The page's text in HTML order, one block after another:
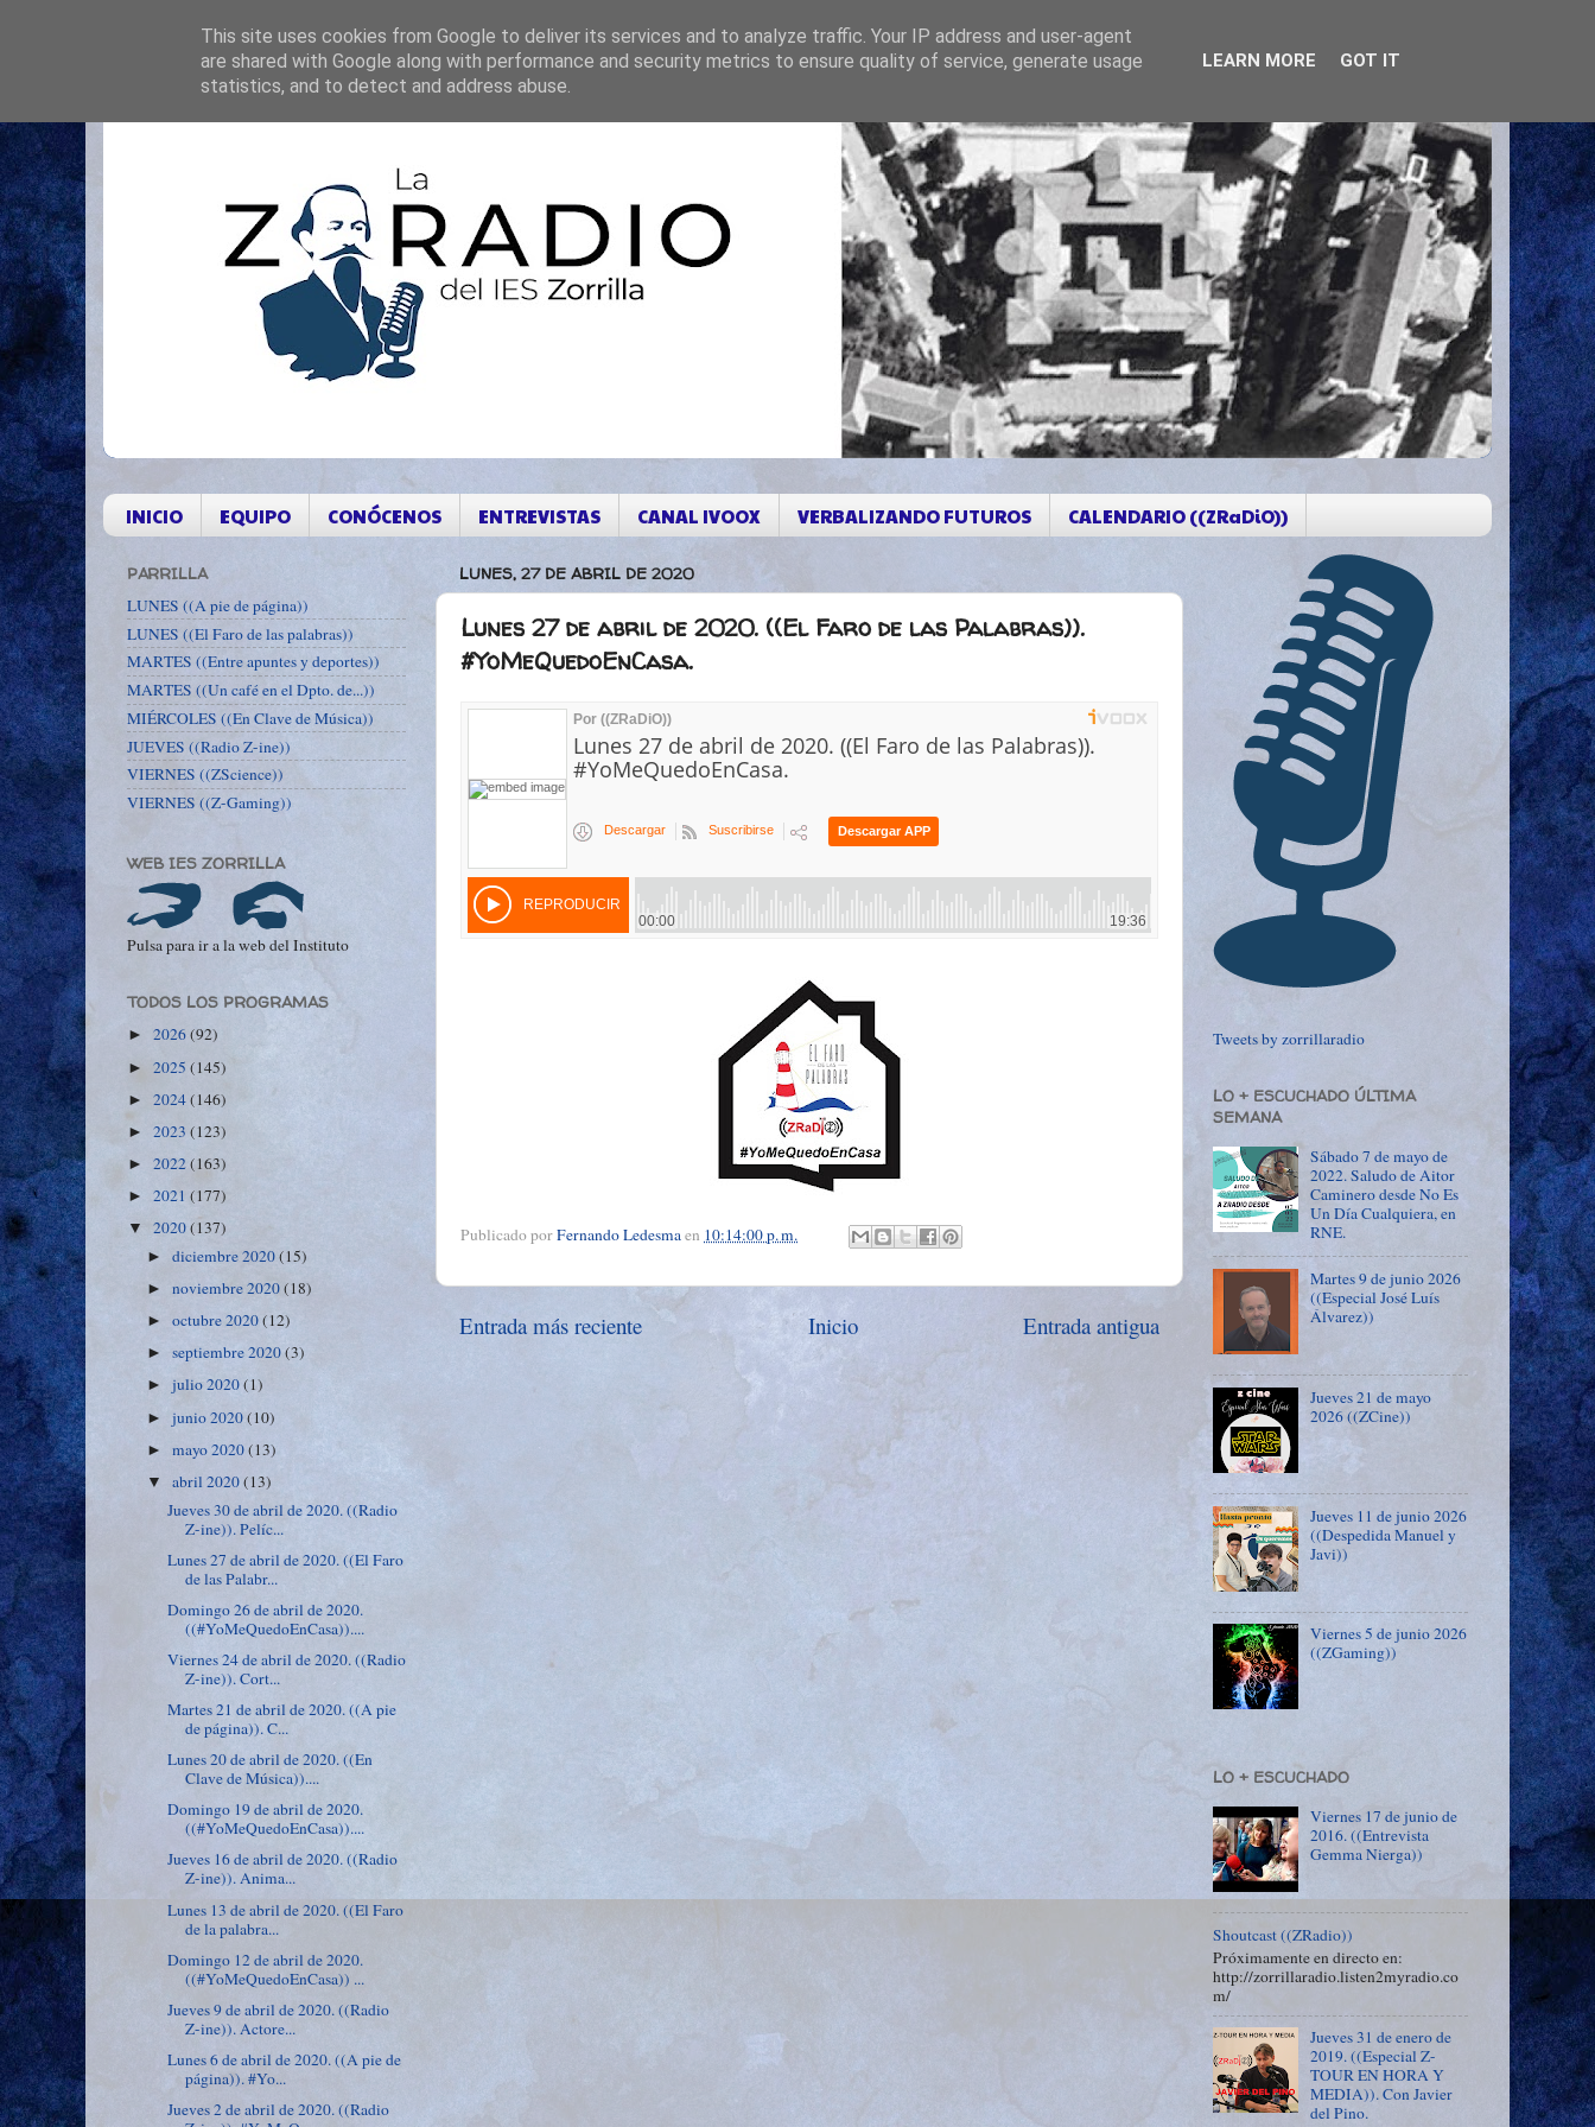
INICIO EQUIPO CONÓCENOS ENTREVISTAS CANAL IVOOX VERBALIZANDO FUTUROS CALENDARIO ((ZRaDiO))
LUNES, 27 DE ABRIL DE 2020
Lunes 27 de abril de 2020. ((El Faro de las Palabras)).
#YoMeQuedoEnCasa.
Publicado porFernando Ledesmaen 10:14:00 p. m.
Entrada más reciente Entrada antigua
Inicio
PARRILLA
LUNES ((A pie de página))
LUNES ((El Faro de las palabras))
MARTES ((Entre apuntes y deportes))
MARTES ((Un café en el Dpto. de...))
MIÉRCOLES ((En Clave de Música))
JUEVES ((Radio Z-ine))
VIERNES ((ZScience))
VIERNES ((Z-Gaming))
WEB IES ZORRILLA
Pulsa para ir a la web del Instituto
TODOS LOS PROGRAMAS
► 2026(92)
► 2025 (145)
► 2024(146)
► 2023 (123)
► 2022(163)
► 2021 (177)
▼ 2020(137)
►diciembre 2020(15)
►noviembre 2020(18)
►octubre 2020(12)
►septiembre 2020(3)
►julio 2020(1)
►junio 2020(10)
►mayo 2020(13)
▼abril 2020(13)
Jueves 30 de abril de 2020. ((Radio
Z-ine)). Pelíc...
Lunes 27 de abril de 2020. ((El Faro
de las Palabr...
Domingo 26 de abril de 2020.
((#YoMeQuedoEnCasa))....
Viernes 24 de abril de 2020. ((Radio
Z-ine)). Cort...
Martes 21 de abril de 2020. ((A pie
de página)). C...
Lunes 20 de abril de 2020. ((En
Clave de Música))....
Domingo 19 de abril de 2020.
((#YoMeQuedoEnCasa))....
Jueves 16 de abril de 2020. ((Radio
Z-ine)). Anima...
Lunes 13 de abril de 2020. ((El Faro
de la palabra...
Domingo 12 de abril de 2020.
((#YoMeQuedoEnCasa)) ...
Jueves 9 de abril de 2020. ((Radio
Z-ine)). Actore...
Lunes 6 de abril de 2020. ((A pie de
página)). #Yo...
Jueves 2 de abril de 2020. ((Radio
Tweets by zorrillaradio
LO + ESCUCHADO ÚLTIMA
SEMANA
Sábado 7 de mayo de
2022. Saludo de Aitor
Caminero desde No Es
Un Día Cualquiera, en
RNE.
Martes 9 de junio 2026
((Especial José Luís
Álvarez))
Jueves 21 de mayo
2026 ((ZCine))
Jueves 11 de junio 2026
((Despedida Manuel y
Javi))
Viernes 5 de junio 2026
((ZGaming))
LO + ESCUCHADO
Viernes 17 de junio de
2016. ((Entrevista
Gemma Nierga))
Shoutcast ((ZRadio))
Próximamente en directo en:
http://zorrillaradio.listen2myradio.co
m/
Jueves 31 de enero de
2019. ((Especial Z-
TOUR EN HORA Y
MEDIA)). Con Javier
del Pino.
This site uses cookies from Google to deliver its services and to analyze traffic. Your IP address and user-agent
are shared with Google along with performance and security metrics to ensure quality of service, generate usage
statistics, and to detect and address abuse.
LEARN MORE GOT IT